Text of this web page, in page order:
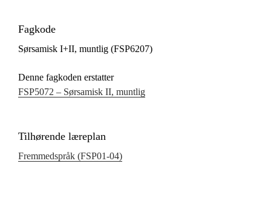
Fagkode
Sørsamisk I+II, muntlig (FSP6207)
Denne fagkoden erstatter
FSP5072 – Sørsamisk II, muntlig
Tilhørende læreplan
Fremmedspråk (FSP01‑04)